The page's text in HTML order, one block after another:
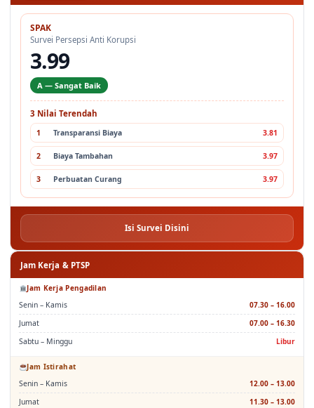
SPAK
Survei Persepsi Anti Korupsi
3.99
A — Sangat Baik
3 Nilai Terendah
1 Transparansi Biaya 3.81
2 Biaya Tambahan 3.97
3 Perbuatan Curang 3.97
Isi Survei Disini
Jam Kerja & PTSP
Jam Kerja Pengadilan
Senin – Kamis
07.30 – 16.00
Jumat
07.00 – 16.30
Sabtu – Minggu
Libur
Jam Istirahat
Senin – Kamis
12.00 – 13.00
Jumat
11.30 – 13.00